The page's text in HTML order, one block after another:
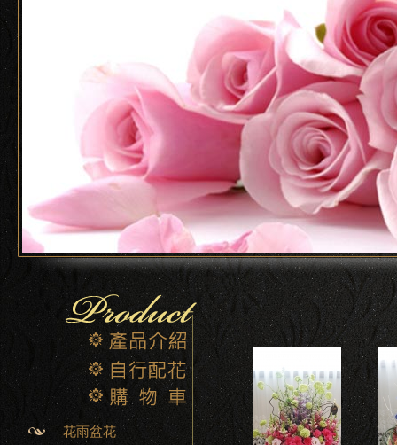
花雨盆花